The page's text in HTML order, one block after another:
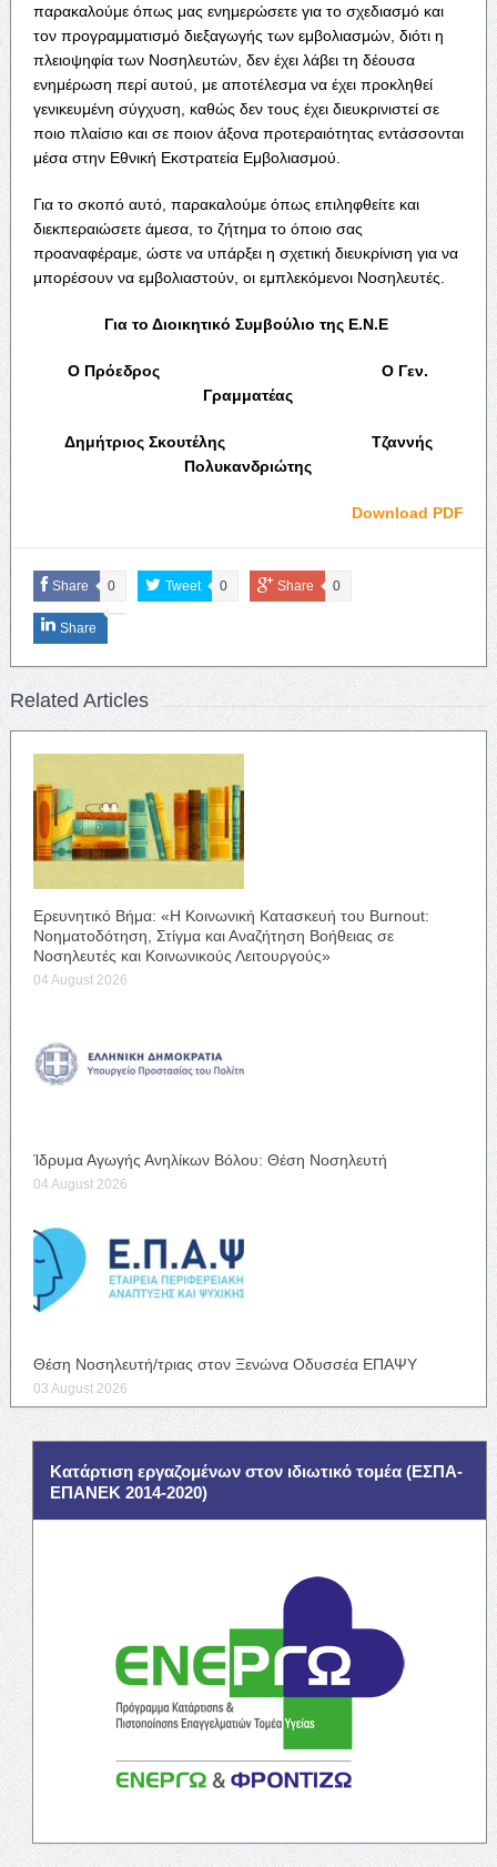
παρακαλούμε όπως μας ενημερώσετε για το σχεδιασμό και
τον προγραμματισμό διεξαγωγής των εμβολιασμών, διότι η
πλειοψηφία των Νοσηλευτών, δεν έχει λάβει τη δέουσα
ενημέρωση περί αυτού, με αποτέλεσμα να έχει προκληθεί
γενικευμένη σύγχυση, καθώς δεν τους έχει διευκρινιστεί σε
ποιο πλαίσιο και σε ποιον άξονα προτεραιότητας εντάσσονται
μέσα στην Εθνική Εκστρατεία Εμβολιασμού.
Για το σκοπό αυτό, παρακαλούμε όπως επιληφθείτε και
διεκπεραιώσετε άμεσα, το ζήτημα το όποιο σας
προαναφέραμε, ώστε να υπάρξει η σχετική διευκρίνιση για να
μπορέσουν να εμβολιαστούν, οι εμπλεκόμενοι Νοσηλευτές.
Για το Διοικητικό Συμβούλιο της Ε.Ν.Ε
Ο Πρόεδρος Ο Γεν.
Γραμματέας
Δημήτριος Σκουτέλης Τζαννής
Πολυκανδριώτης
Download PDF
Share 0 Tweet 0 Share 0
Share
Related Articles
Ερευνητικό Βήμα: «Η Κοινωνική Κατασκευή του Burnout:
Νοηματοδότηση, Στίγμα και Αναζήτηση Βοήθειας σε
Νοσηλευτές και Κοινωνικούς Λειτουργούς»
04 August 2026
Ίδρυμα Αγωγής Ανηλίκων Βόλου: Θέση Νοσηλευτή
04 August 2026
Θέση Νοσηλευτή/τριας στον Ξενώνα Οδυσσέα ΕΠΑΨΥ
03 August 2026
Κατάρτιση εργαζομένων στον ιδιωτικό τομέα (ΕΣΠΑ-
ΕΠΑΝΕΚ 2014-2020)